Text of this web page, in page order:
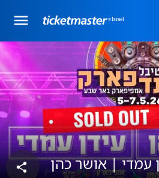
עמדי | אושר כהן share